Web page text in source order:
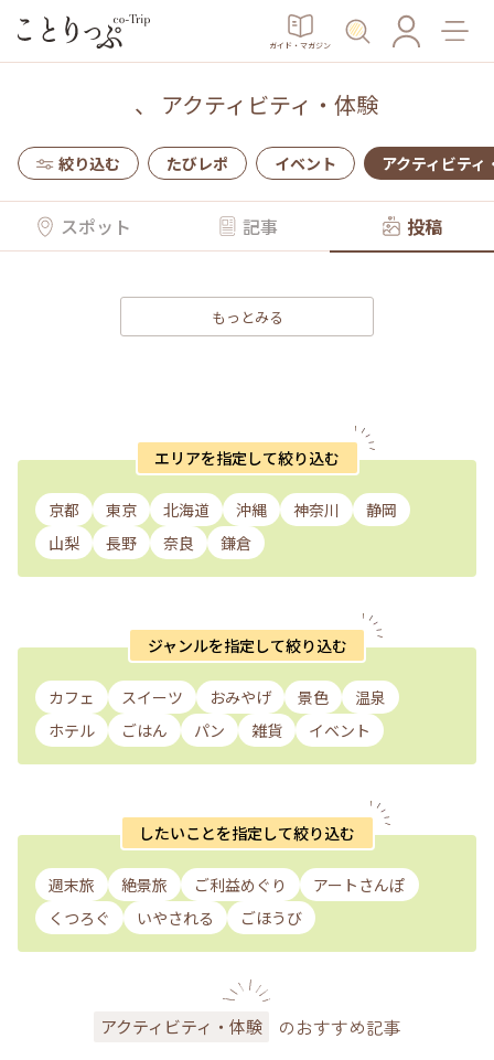
ガイド・マガジン
、 アクティビティ・体験
絞り込む たびレポ イベント アクティビティ
スポット 記事 投稿
もっとみる
エリアを指定して絞り込む
京都 東京 北海道 沖縄 神奈川
静岡
山梨
長野 奈良 鎌倉
ジャンルを指定して絞り込む
カフェ スイーツ おみやげ 景色
温泉
ホテル
ごはん パン 雑貨 イベント
したいことを指定して絞り込む
週末旅 絶景旅 ご利益めぐり
アートさんぽ
くつろぐ
いやされる ごほうび
アクティビティ・体験 のおすすめ記事